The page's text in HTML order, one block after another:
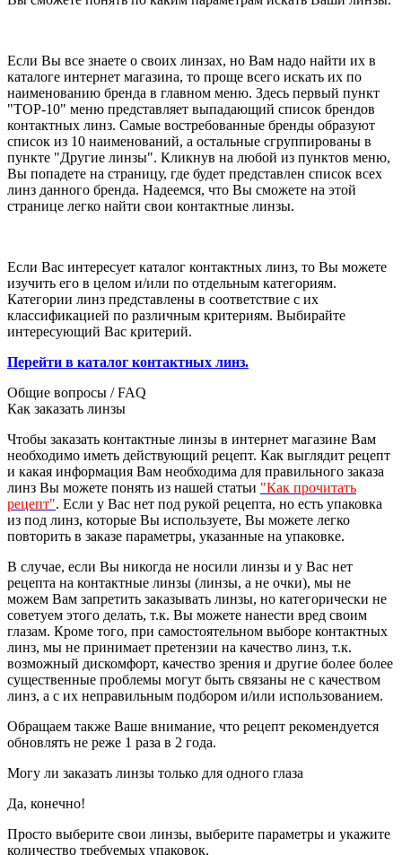
Если Вы все знаете о своих линзах, но Вам надо найти их в
каталоге интернет магазина, то проще всего искать их по
наименованию бренда в главном меню. Здесь первый пункт
"ТОР-10" меню представляет выпадающий список брендов
контактных линз. Самые востребованные бренды образуют
список из 10 наименований, а остальные сгруппированы в
пункте "Другие линзы". Кликнув на любой из пунктов меню,
Вы попадете на страницу, где будет представлен список всех
линз данного бренда. Надеемся, что Вы сможете на этой
странице легко найти свои контактные линзы.
Если Вас интересует каталог контактных линз, то Вы можете
изучить его в целом и/или по отдельным категориям.
Категории линз представлены в соответствие с их
классификацией по различным критериям. Выбирайте
интересующий Вас критерий.
Перейти в каталог контактных линз.
Общие вопросы / FAQ
Как заказать линзы
Чтобы заказать контактные линзы в интернет магазине Вам
необходимо иметь действующий рецепт. Как выглядит рецепт
и какая информация Вам необходима для правильного заказа
линз Вы можете понять из нашей статьи "Как прочитать
рецепт". Если у Вас нет под рукой рецепта, но есть упаковка
из под линз, которые Вы используете, Вы можете легко
повторить в заказе параметры, указанные на упаковке.
В случае, если Вы никогда не носили линзы и у Вас нет
рецепта на контактные линзы (линзы, а не очки), мы не
можем Вам запретить заказывать линзы, но категорически не
советуем этого делать, т.к. Вы можете нанести вред своим
глазам. Кроме того, при самостоятельном выборе контактных
линз, мы не принимает претензии на качество линз, т.к.
возможный дискомфорт, качество зрения и другие более более
существенные проблемы могут быть связаны не с качеством
линз, а с их неправильным подбором и/или использованием.
Обращаем также Ваше внимание, что рецепт рекомендуется
обновлять не реже 1 раза в 2 года.
Могу ли заказать линзы только для одного глаза
Да, конечно!
Просто выберите свои линзы, выберите параметры и укажите
количество требуемых упаковок.